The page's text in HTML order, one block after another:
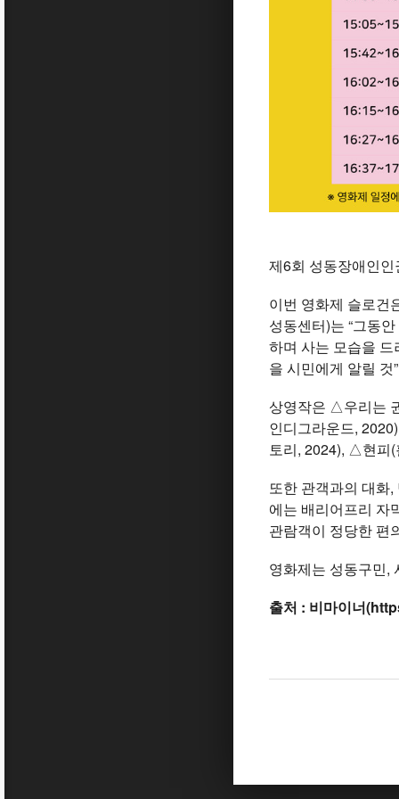
제6회 성동장애인
이번 영화제 슬로건
성동센터)는 “그동
하며 사는 모습을
을 시민에게 알릴 것
상영작은 △우리는
인디그라운드,
토리, 2024), △현피(
또한 관객과의 대화
에는 배리어프리 자
관람객이 정당한 편
영화제는 성동구민,
출처 : 비마이너